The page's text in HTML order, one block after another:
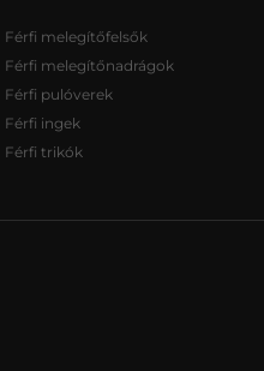
Férfi melegítőfelsők
Férfi melegítőnadrágok
Férfi pulóverek
Férfi ingek
Férfi trikók